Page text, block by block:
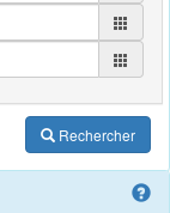
Rechercher